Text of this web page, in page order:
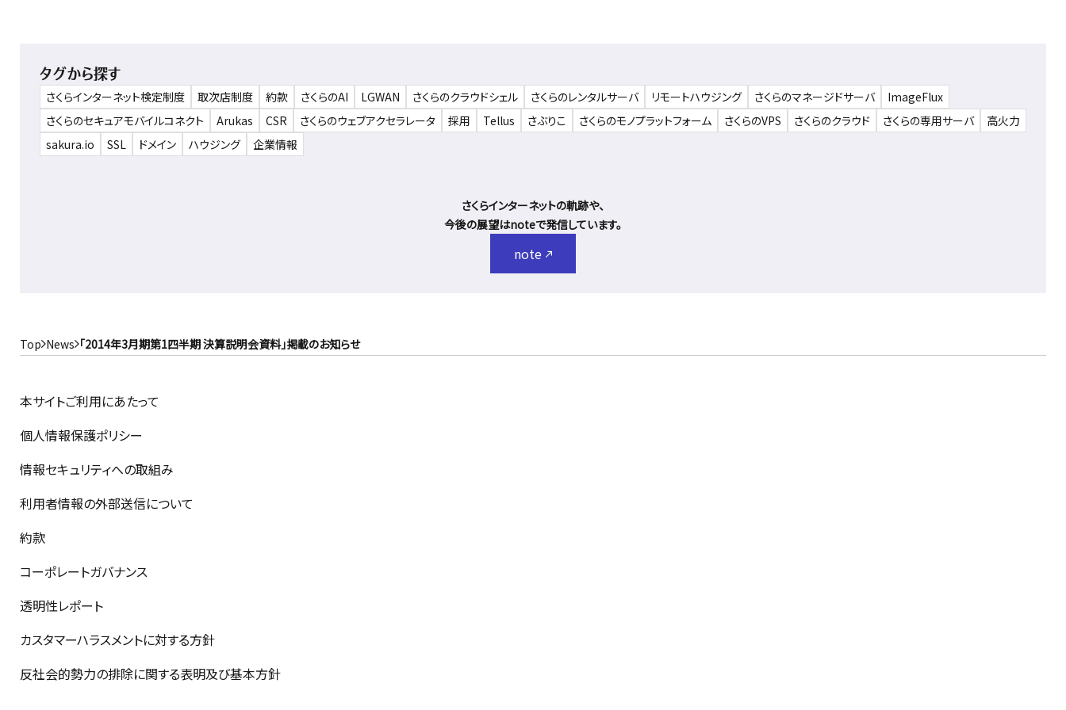
タグから探す
さくらインターネット検定制度 取次店制度 約款 さくらのAI LGWAN さくらのクラウドシェル さくらのレンタルサーバ リモートハウジング さくらのマネージドサーバ
ImageFlux
さくらのセキュアモバイルコネクト
Arukas CSR さくらのウェブアクセラレータ 採用 Tellus さぶりこ さくらのモノプラットフォーム さくらのVPS さくらのクラウド さくらの専用サーバ
高火力
sakura.io
SSL ドメイン ハウジング 企業情報
さくらインターネットの軌跡や、
今後の展望はnoteで発信しています。
note
Top News 「2014年3月期第1四半期 決算説明会資料」掲載のお知らせ
本サイトご利用にあたって
個人情報保護ポリシー
情報セキュリティへの取組み
利用者情報の外部送信について
約款
コーポレートガバナンス
透明性レポート
カスタマーハラスメントに対する方針
反社会的勢力の排除に関する表明及び基本方針